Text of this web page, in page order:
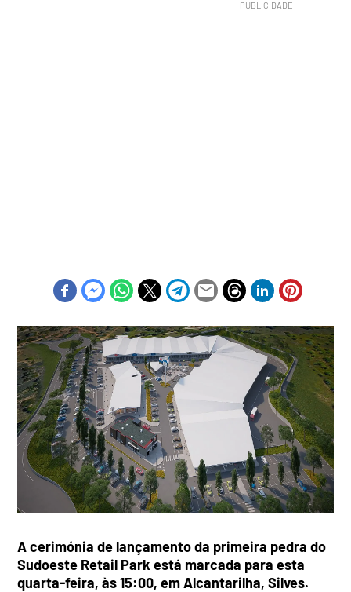
A cerimónia de lançamento da primeira pedra do
Sudoeste Retail Parkestá marcada para esta
quarta-feira, às 15:00, em Alcantarilha, Silves.